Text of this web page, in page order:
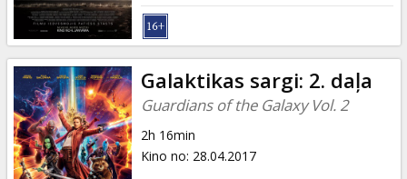
Galaktikas sargi: 2. daļa
Guardians of the Galaxy Vol. 2
2h 16min
Kino no: 28.04.2017